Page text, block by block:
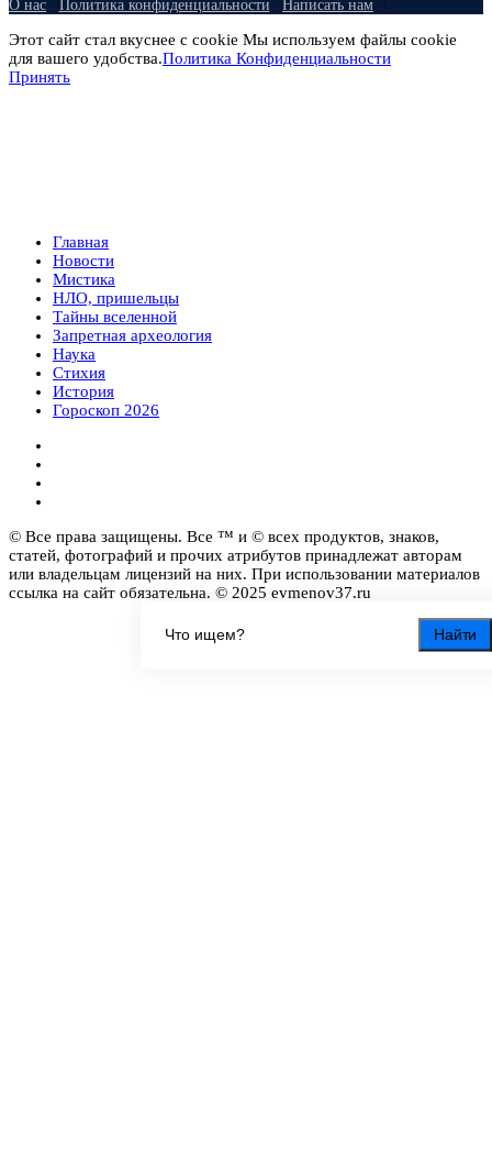
Найти
О нас Политика конфиденциальности Написать нам
Этот сайт стал вкуснее с cookie Мы используем файлы cookie
для вашего удобства.Политика Конфиденциальности
Принять
Главная
Новости
Мистика
НЛО, пришельцы
Тайны вселенной
Запретная археология
Наука
Стихия
История
Гороскоп 2026
© Все права защищены. Все ™ и © всех продуктов, знаков,
статей, фотографий и прочих атрибутов принадлежат авторам
или владельцам лицензий на них. При использовании материалов
ссылка на сайт обязательна. © 2025 evmenov37.ru